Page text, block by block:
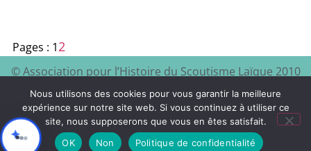
Pages : 12
© Association pour l’Histoire du Scoutisme Laïque 2010
– 2024 – Site à visiter :EEDF–Mentions légales et
politique de confidentialité
Création du site :Xyloon
Nous utilisons des cookies pour vous garantir la meilleure
expérience sur notre site web. Si vous continuez à utiliser ce
site, nous supposerons que vous en êtes satisfait.
OK
Non Politique de confidentialité